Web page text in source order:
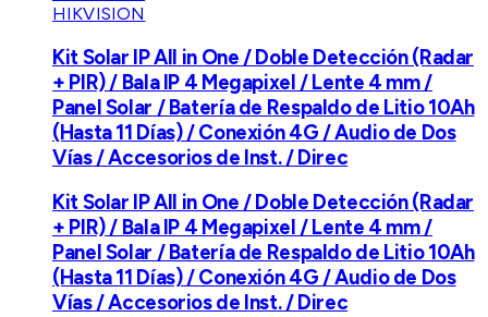
HIKVISION
Kit Solar IP All in One / Doble Detección (Radar
+ PIR) / Bala IP 4 Megapixel / Lente 4 mm /
Panel Solar / Batería de Respaldo de Litio 10Ah
(Hasta 11 Días) / Conexión 4G / Audio de Dos
Vías / Accesorios de Inst. / Direc
Kit Solar IP All in One / Doble Detección (Radar
+ PIR) / Bala IP 4 Megapixel / Lente 4 mm /
Panel Solar / Batería de Respaldo de Litio 10Ah
(Hasta 11 Días) / Conexión 4G / Audio de Dos
Vías / Accesorios de Inst. / Direc